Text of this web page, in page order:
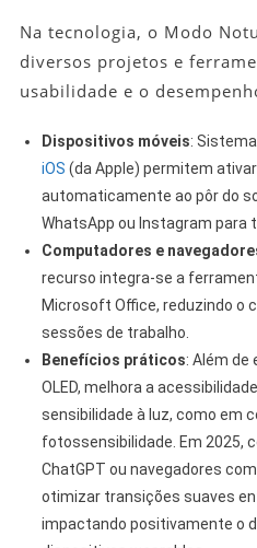
Na tecnologia, o Modo
diversos projetos e
usabilidade e o
Dispositivos móveis:
iOS (da Apple) permitem
automaticamente ao pôr do
WhatsApp ou Instagram para
Computadores e
recurso integra-se a
Microsoft Office, reduzindo o
sessões de trabalho.
Benefícios práticos: Além
OLED, melhora a
sensibilidade à luz, como em
fotossensibilidade. Em 2025,
ChatGPT ou navegadores
otimizar transições suaves
impactando positivamente o